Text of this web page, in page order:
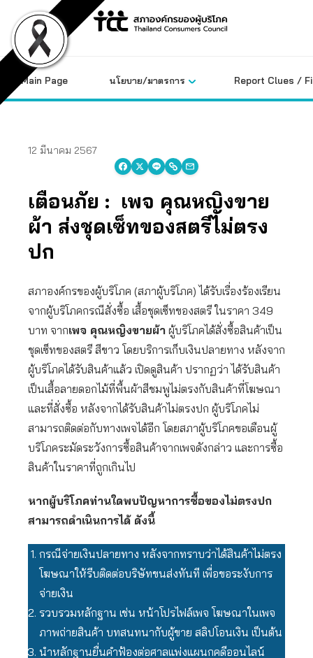
content
Main Page นโยบาย/มาตรการ Report Clues /
12 มีนาคม 2567
เตือนภัย : เพจ คุณหญิงขาย
ผ้า ส่งชุดเซ็ทของสตรีไม่ตรง
ปก
สภาองค์กรของผู้บริโภค (สภาผู้บริโภค) ได้รับเรื่องร้องเรียน
จากผู้บริโภคกรณีสั่งซื้อ เสื้อชุดเซ็ทของสตรี ในราคา 349
บาท จากเพจ คุณหญิงขายผ้า ผู้บริโภคได้สั่งซื้อสินค้าเป็น
ชุดเซ็ทของสตรี สีขาว โดยบริการเก็บเงินปลายทาง หลังจาก
ผู้บริโภคได้รับสินค้าแล้ว เปิดดูสินค้า ปรากฏว่า ได้รับสินค้า
เป็นเสื้อลายดอกไม้ที่พื้นผ้าสีชมพูไม่ตรงกับสินค้าที่โฆษณา
และที่สั่งซื้อ หลังจากได้รับสินค้าไม่ตรงปก ผู้บริโภคไม่
สามารถติดต่อกับทางเพจได้อีก โดยสภาผู้บริโภคขอเตือนผู้
บริโภคระมัดระวังการซื้อสินค้าจากเพจดังกล่าว และการซื้อ
สินค้าในราคาที่ถูกเกินไป
หากผู้บริโภคท่านใดพบปัญหาการซื้อของไม่ตรงปก
สามารถดำเนินการได้ ดังนี้
กรณีจ่ายเงินปลายทาง หลังจากทราบว่าได้สินค้าไม่ตรง
โฆษณาให้รีบติดต่อบริษัทขนส่งทันที เพื่อขอระงับการ
จ่ายเงิน
รวบรวมหลักฐาน เช่น หน้าโปรไฟล์เพจ โฆษณาในเพจ
ภาพถ่ายสินค้า บทสนทนากับผู้ขาย สลิปโอนเงิน เป็นต้น
นำหลักฐานยื่นคำฟ้องต่อศาลแพ่งแผนกคดีออนไลน์